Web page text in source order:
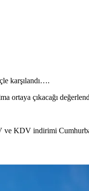
karşılandı….
ortaya çıkacağı
KDV indirimi